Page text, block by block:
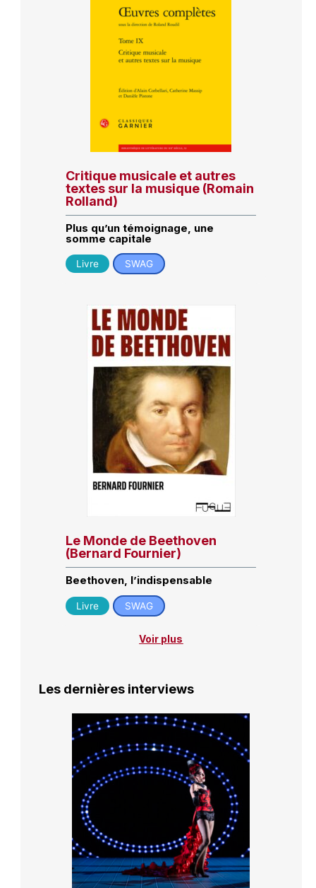
Critique musicale et autres
textes sur la musique (Romain
Rolland)
Plus qu’un témoignage, une
somme capitale
Livre SWAG
Le Monde de Beethoven
(Bernard Fournier)
Beethoven, l’indispensable
Livre SWAG
Voir plus
Les dernières interviews